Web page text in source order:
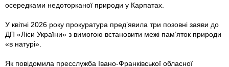
осередками недоторканої природи у Карпатах.
У квітні 2026 року прокуратура пред’явила три позовні заяви до
ДП «Ліси України» з вимогою встановити межі пам’яток природи
«в натурі».
Як повідомила пресслужба Івано-Франківської обласної